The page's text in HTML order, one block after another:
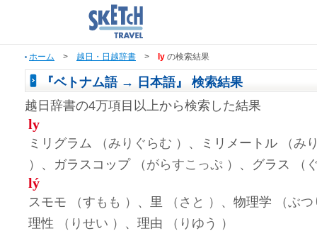
ホーム > 越日・日越辞書 > ly の検索結果
『ベトナム語 → 日本語』 検索結果
越日辞書の4万項目以上から検索した結果
ly
ミリグラム （みりぐらむ ） 、ミリメートル （み
） 、ガラスコップ（がらすこっぷ ） 、グラス （
lý
スモモ （すもも ） 、里 （さと ） 、物理学 （ぶ
理性 （りせい ） 、理由 （りゆう ）